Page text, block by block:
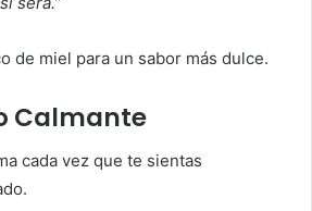
de miel para un sabor más dulce.
Calmante
cada vez que te sientas